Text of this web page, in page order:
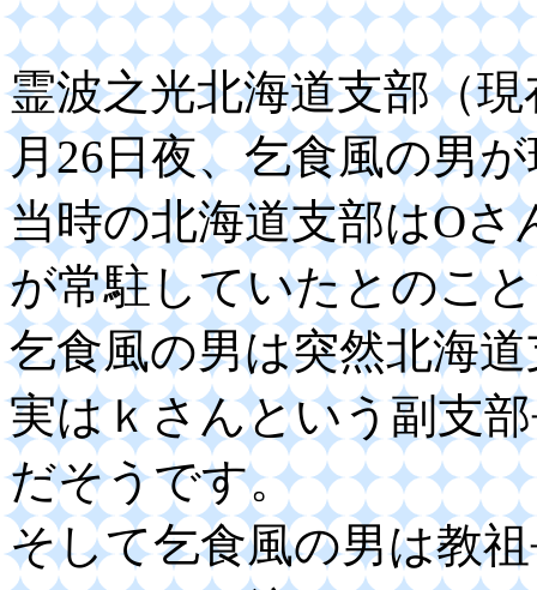
霊波之光北海道支部（
月26日夜、乞食風の男
当時の北海道支部はO
が常駐していたとのこ
乞食風の男は突然北海
実はｋさんという副支
だそうです。
そして乞食風の男は教